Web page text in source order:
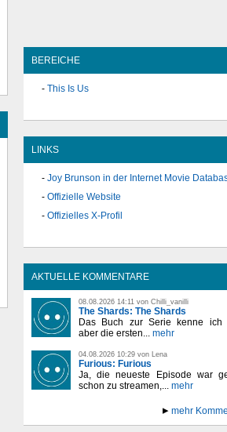
BEREICHE
This Is Us
LINKS
Joy Brunson in der Internet Movie
Offizielle Website
Offizielles X-Profil
AKTUELLE KOMMENTARE
08.08.2026 14:11 von Chilli_vanilli
The Shards: The Shards
Das Buch zur Serie kenne ich
aber die ersten... mehr
04.08.2026 10:29 von Lena
Furious: Furious
Ja, die neueste Episode war
schon zu streamen,... mehr
mehr